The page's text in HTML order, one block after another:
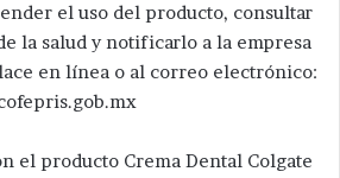
el uso del producto, consultar
la salud y notificarlo a la empresa
en línea o al correo electrónico:
el producto Crema Dental Colgate